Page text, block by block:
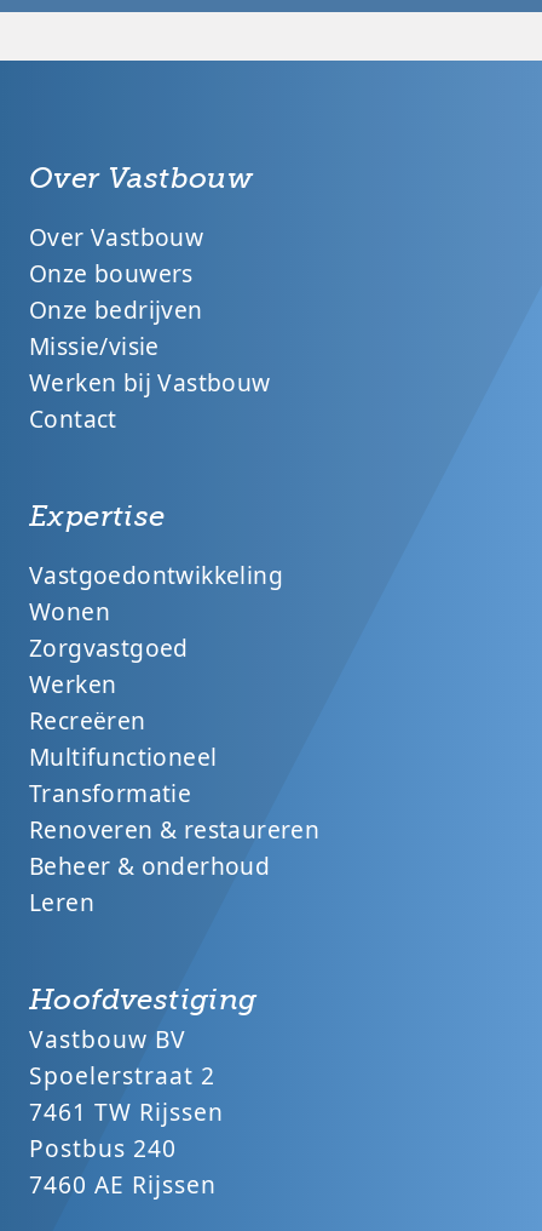
Over Vastbouw
Over Vastbouw
Onze bouwers
Onze bedrijven
Missie/visie
Werken bij Vastbouw
Contact
Expertise
Vastgoedontwikkeling
Wonen
Zorgvastgoed
Werken
Recreëren
Multifunctioneel
Transformatie
Renoveren & restaureren
Beheer & onderhoud
Leren
Hoofdvestiging
Vastbouw BV
Spoelerstraat 2
7461 TW Rijssen
Postbus 240
7460 AE Rijssen